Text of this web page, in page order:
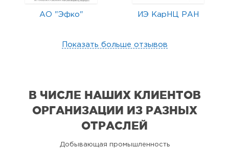
АО "Эфко" ИЭ КарНЦ РАН
Показать больше отзывов
В ЧИСЛЕ НАШИХ КЛИЕНТОВ
ОРГАНИЗАЦИИ ИЗ РАЗНЫХ
ОТРАСЛЕЙ
Добывающая промышленность